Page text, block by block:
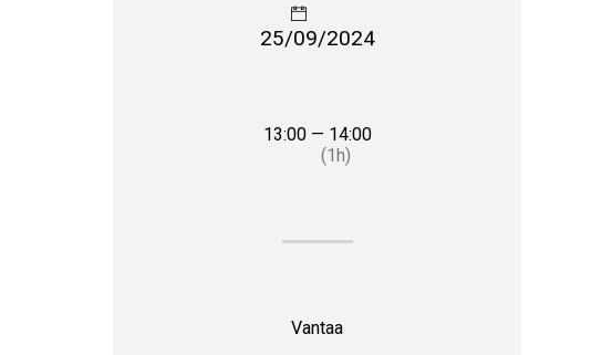
25/09/2024
13:00 — 14:00
(1h)
Vantaa